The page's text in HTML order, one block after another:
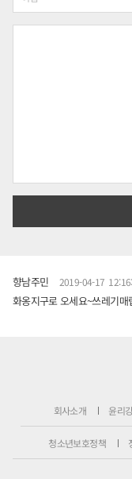
향남주민 2019-04-17
화옹지구로 오세요~쓰레기
회사소개 윤리
청소년보호정책